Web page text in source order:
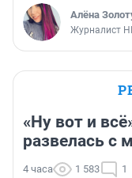
Алёна
Журналист
«Ну вот и
развелась
4 часа 1 583 1